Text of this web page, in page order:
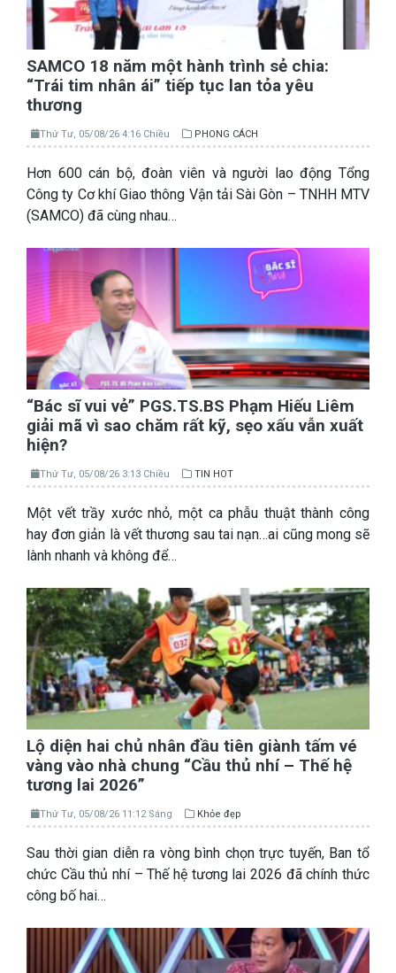
SAMCO 18 năm một hành trình sẻ chia:
“Trái tim nhân ái” tiếp tục lan tỏa yêu
thương
Thứ Tư, 05/08/26 4:16 Chiều PHONG CÁCH
Hơn 600 cán bộ, đoàn viên và người lao động Tổng
Công ty Cơ khí Giao thông Vận tải Sài Gòn – TNHH MTV
(SAMCO) đã cùng nhau…
“Bác sĩ vui vẻ” PGS.TS.BS Phạm Hiếu Liêm
giải mã vì sao chăm rất kỹ, sẹo xấu vẫn xuất
hiện?
Thứ Tư, 05/08/26 3:13 Chiều TIN HOT
Một vết trầy xước nhỏ, một ca phẫu thuật thành công
hay đơn giản là vết thương sau tai nạn…ai cũng mong sẽ
lành nhanh và không để…
Lộ diện hai chủ nhân đầu tiên giành tấm vé
vàng vào nhà chung “Cầu thủ nhí – Thế hệ
tương lai 2026”
Thứ Tư, 05/08/26 11:12 Sáng Khỏe đẹp
Sau thời gian diễn ra vòng bình chọn trực tuyến, Ban tổ
chức Cầu thủ nhí – Thế hệ tương lai 2026 đã chính thức
công bố hai…